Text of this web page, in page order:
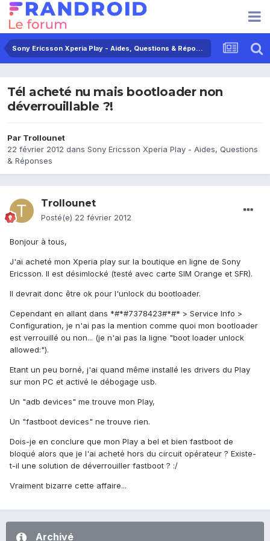
Sony Ericsson Xperia Play - Aides, Questions & Réponses
Tél acheté nu mais bootloader non
déverrouillable ?!
Par Trollounet
22 février 2012 dans Sony Ericsson Xperia Play - Aides, Questions
& Réponses
Trollounet
Posté(e) 22 février 2012
Bonjour à tous,
J'ai acheté mon Xperia play sur la boutique en ligne de Sony
Ericsson. Il est désimlocké (testé avec carte SIM Orange et SFR).
Il devrait donc être ok pour l'unlock du bootloader.
Cependant en allant dans *#*#7378423#*#* > Service Info >
Configuration, je n'ai pas la mention comme quoi mon bootloader
est verrouillé ou non... (je n'ai pas la ligne "boot loader unlock
allowed:").
Etant un peu borné, j'ai quand même installé les drivers du Play
sur mon PC et activé le débogage usb.
Un "adb devices" me trouve mon Play,
Un "fastboot devices" ne trouve rien.
Dois-je en conclure que mon Play a bel et bien fastboot de
bloqué alors que je l'ai acheté hors du circuit opérateur ? Existe-
t-il une solution de déverrouiller fastboot ? :/
Vraiment bizarre cette affaire...
Archivé